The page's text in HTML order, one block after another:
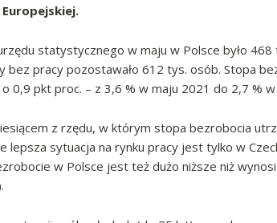
statystycznego w maju w Polsce było
bez pracy pozostawało 612 tys. osób. Stopa
0,9 pkt proc. – z 3,6 % w maju 2021 do 2,7 %
z rzędu, w którym stopa bezrobocia
lepsza sytuacja na rynku pracy jest tylko w
w Polsce jest też dużo niższe niż